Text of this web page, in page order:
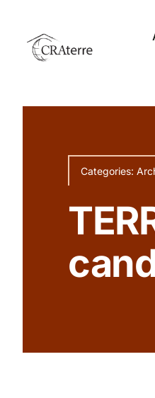
contenu
Categories: